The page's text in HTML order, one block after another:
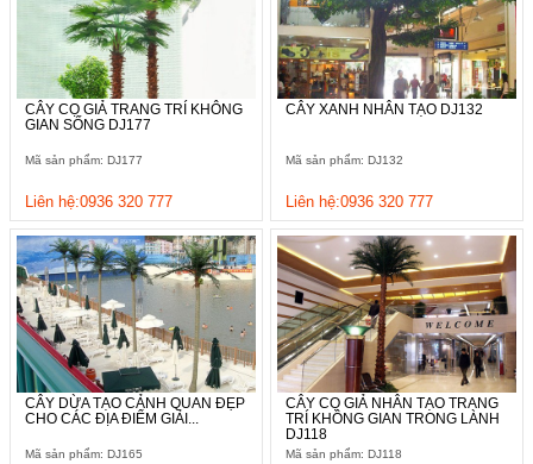
CÂY CỌ GIẢ TRANG TRÍ KHÔNG
GIAN SỐNG DJ177
Mã sản phẩm: DJ177
Liên hệ:0936 320 777
CÂY XANH NHÂN TẠO DJ132
Mã sản phẩm: DJ132
Liên hệ:0936 320 777
CÂY DỪA TẠO CẢNH QUAN ĐẸP
CHO CÁC ĐỊA ĐIỂM GIẢI...
Mã sản phẩm: DJ165
CÂY CỌ GIẢ NHÂN TẠO TRANG
TRÍ KHÔNG GIAN TRONG LÀNH
DJ118
Mã sản phẩm: DJ118